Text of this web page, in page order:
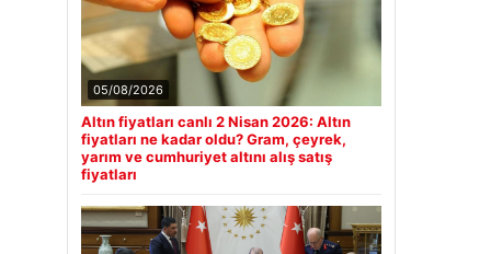
05/08/2026
Altın fiyatları canlı 2 Nisan 2026: Altın
fiyatları ne kadar oldu? Gram, çeyrek,
yarım ve cumhuriyet altını alış satış
fiyatları